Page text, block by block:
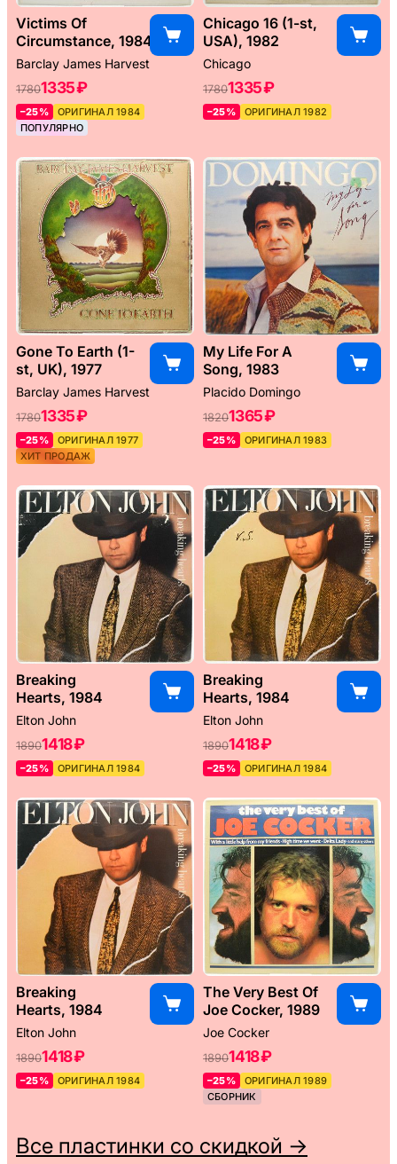
Victims Of
Circumstance, 1984
Barclay James Harvest
17801335 ₽
–25%
ОРИГИНАЛ 1984
ПОПУЛЯРНО
Chicago 16 (1-st,
USA), 1982
Chicago
17801335 ₽
–25% ОРИГИНАЛ 1982
Gone To Earth (1-
st, UK), 1977
Barclay James Harvest
17801335 ₽
–25%
ОРИГИНАЛ 1977
ХИТ ПРОДАЖ
My Life For A
Song, 1983
Placido Domingo
18201365 ₽
–25% ОРИГИНАЛ 1983
Breaking
Hearts, 1984
Elton John
18901418 ₽
–25% ОРИГИНАЛ 1984
Breaking
Hearts, 1984
Elton John
18901418 ₽
–25% ОРИГИНАЛ 1984
Breaking
Hearts, 1984
Elton John
18901418 ₽
–25% ОРИГИНАЛ 1984
The Very Best Of
Joe Cocker, 1989
Joe Cocker
18901418 ₽
–25%
ОРИГИНАЛ 1989
СБОРНИК
Все пластинки со скидкой →